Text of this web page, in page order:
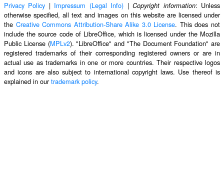
Privacy Policy | Impressum (Legal Info) |Copyright information: Unless
otherwise specified, all text and images on this website are licensed under
the Creative Commons Attribution-Share Alike 3.0 License. This does not
include the source code of LibreOffice, which is licensed under the Mozilla
Public License (MPLv2). "LibreOffice" and "The Document Foundation" are
registered trademarks of their corresponding registered owners or are in
actual use as trademarks in one or more countries. Their respective logos
and icons are also subject to international copyright laws. Use thereof is
explained in ourtrademark policy.